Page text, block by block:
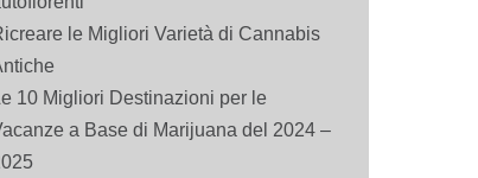
le Migliori Varietà di Cannabis
10 Migliori Destinazioni per le
a Base di Marijuana del 2024 –